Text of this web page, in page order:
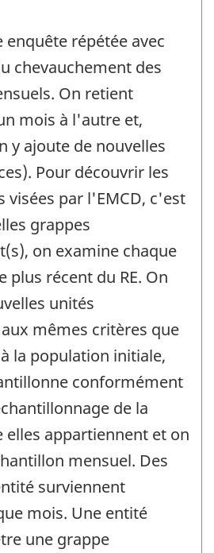
enquête répétée avec
chevauchement des
On retient
mois à l'autre et,
y ajoute de nouvelles
Pour découvrir les
visées par l'EMCD, c'est
grappes
on examine chaque
plus récent du RE. On
unités
mêmes critères que
la population initiale,
conformément
de la
elles appartiennent et on
mensuel. Des
surviennent
mois. Une entité
une grappe